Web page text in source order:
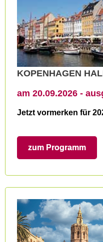
KOPENHAGEN
am 20.09.2026 -
Jetzt vormerken für
zum Programm